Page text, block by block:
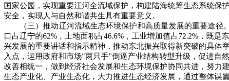
国家公园，实现重要江河全流域保护，构建陆海统筹生态系统
安全，实现人与自然和谐共生具有重要意义。
（三）推动辽河流域生态环境保护和高质量发展的重要途
口占辽宁的62%，土地面积占46.6%，工业增加值占72.2%，既
兴发展的重要讲话和指示精神，推动东北振兴取得新突破的具体
入点，运用政府和市场"两只手"倒逼产业结构转型升级，促进自
改善相统一，做到经济社会发展和生态环境保护协同共进，努力
生态产业化、产业生态化，大力推进生态经济发展，通过整体谋